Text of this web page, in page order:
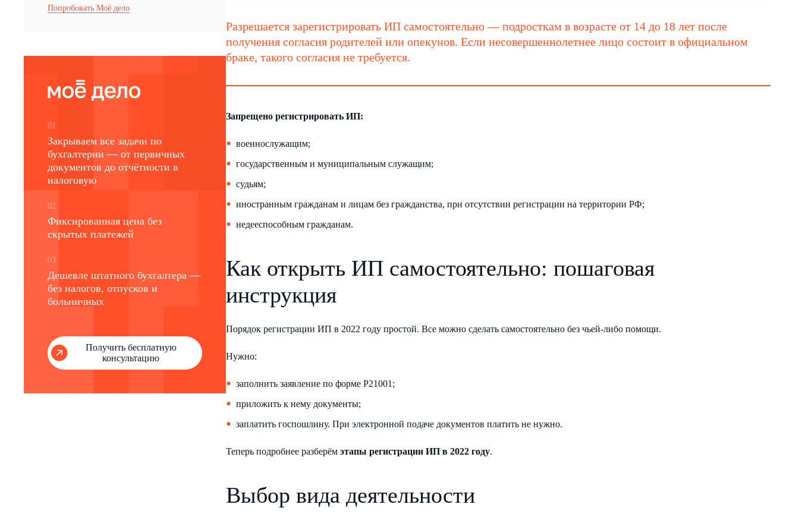
Попробовать Моё дело
01
Закрываем все задачи по
бухгалтерии — от первичных
документов до отчётности в
налоговую
02
Фиксированная цена без
скрытых платежей
03
Дешевле штатного бухгалтера —
без налогов, отпусков и
больничных
Получить бесплатную
консультацию
Разрешается зарегистрировать ИП самостоятельно — подросткам в возрасте от 14 до 18 лет после
получения согласия родителей или опекунов. Если несовершеннолетнее лицо состоит в официальном
браке, такого согласия не требуется.
Запрещено регистрировать ИП:
военнослужащим;
государственным и муниципальным служащим;
судьям;
иностранным гражданам и лицам без гражданства, при отсутствии регистрации на территории РФ;
недееспособным гражданам.
Как открыть ИП самостоятельно: пошаговая
инструкция
Порядок регистрации ИП в 2022 году простой. Все можно сделать самостоятельно без чьей-либо помощи.
Нужно:
заполнить заявление по форме Р21001;
приложить к нему документы;
заплатить госпошлину. При электронной подаче документов платить не нужно.
Теперь подробнее разберём этапы регистрации ИП в 2022 году.
Выбор вида деятельности